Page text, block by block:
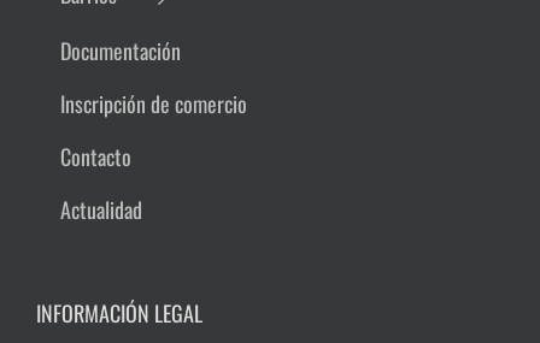
Documentación
Inscripción de comercio
Contacto
Actualidad
INFORMACIÓN LEGAL